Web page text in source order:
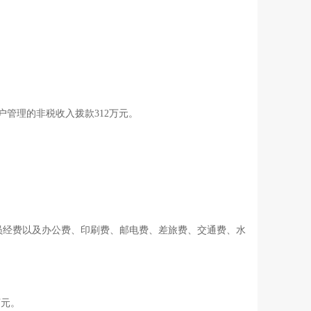
理的非税收入拨款312万元。
费以及办公费、印刷费、邮电费、差旅费、交通费、水
。